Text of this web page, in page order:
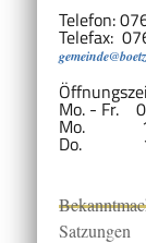
Telefon:
Telefax:
Mo. - Fr.
Mo.
Do.
Satzungen